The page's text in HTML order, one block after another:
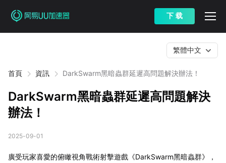
下 载
首頁 資訊 DarkSwarm黑暗蟲群延遲高問題解決辦法！
繁體中文
DarkSwarm黑暗蟲群延遲高問題解決
辦法！
2025-09-01
廣受玩家喜愛的俯瞰視角戰術射擊遊戲《DarkSwarm黑暗蟲群》，